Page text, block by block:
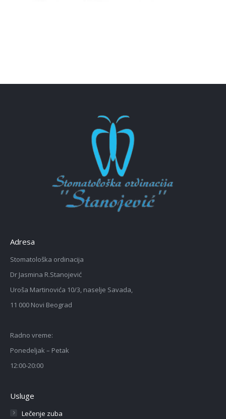
Adresa
Stomatološka ordinacija
Dr Jasmina R.Stanojević
Uroša Martinovića 10/3, naselje Savada,
11 000 Novi Beograd
Radno vreme:
Ponedeljak – Petak
12:00-20:00
Usluge
Lečenje zuba